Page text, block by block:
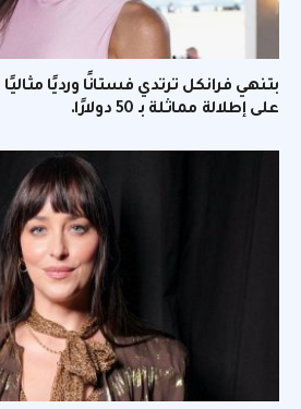
بتنهي فرانكل ترتدي فستانًا ورديًا
على إطلالة مماثلة بـ 50 دولارًا.